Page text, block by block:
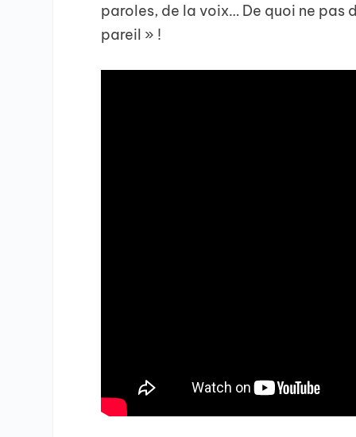
paroles, de la voix… De quoi ne pas
pareil » !